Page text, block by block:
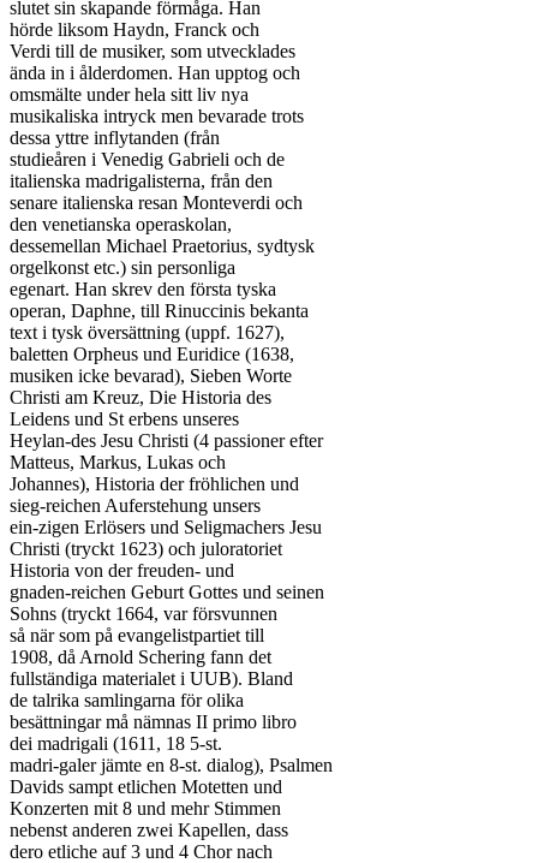
slutet sin skapande förmåga. Han
hörde liksom Haydn, Franck och
Verdi till de musiker, som utvecklades
ända in i ålderdomen. Han upptog och
omsmälte under hela sitt liv nya
musikaliska intryck men bevarade trots
dessa yttre inflytanden (från
studieåren i Venedig Gabrieli och de
italienska madrigalisterna, från den
senare italienska resan Monteverdi och
den venetianska operaskolan,
dessemellan Michael Praetorius, sydtysk
orgelkonst etc.) sin personliga
egenart. Han skrev den första tyska
operan, Daphne, till Rinuccinis bekanta
text i tysk översättning (uppf. 1627),
baletten Orpheus und Euridice (1638,
musiken icke bevarad), Sieben Worte
Christi am Kreuz, Die Historia des
Leidens und St erbens unseres
Heylan-des Jesu Christi (4 passioner efter
Matteus, Markus, Lukas och
Johannes), Historia der fröhlichen und
sieg-reichen Auferstehung unsers
ein-zigen Erlösers und Seligmachers Jesu
Christi (tryckt 1623) och juloratoriet
Historia von der freuden- und
gnaden-reichen Geburt Gottes und seinen
Sohns (tryckt 1664, var försvunnen
så när som på evangelistpartiet till
1908, då Arnold Schering fann det
fullständiga materialet i UUB). Bland
de talrika samlingarna för olika
besättningar må nämnas II primo libro
dei madrigali (1611, 18 5-st.
madri-galer jämte en 8-st. dialog), Psalmen
Davids sampt etlichen Motetten und
Konzerten mit 8 und mehr Stimmen
nebenst anderen zwei Kapellen, dass
dero etliche auf 3 und 4 Chor nach